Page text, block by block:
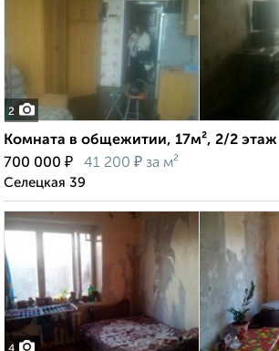
2
Комната в общежитии, 17м², 2/2 этаж
700 000 ₽ 41 200 ₽ за м²
Селецкая 39